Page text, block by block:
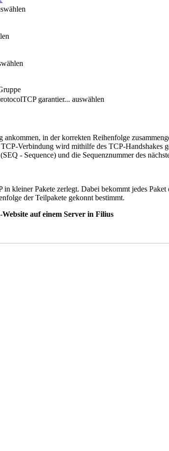
garantier... auswählen
ankommen, in der korrekten Reihenfolge
TCP-Verbindung wird mithilfe des TCP-
- Sequence) und die Sequenznummer des
kleiner Pakete zerlegt. Dabei bekommt jedes
der Teilpakete gekonnt bestimmt.
auf einem Server in Filius